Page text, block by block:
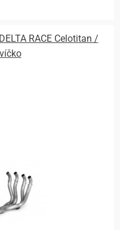
RACE Celotitan /